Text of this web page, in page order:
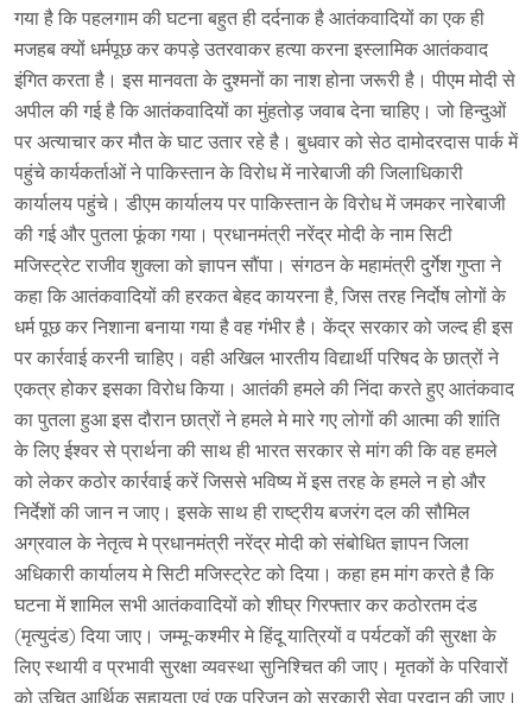
गया है कि पहलगाम की घटना बहुत ही दर्दनाक है आतंकवादियों का एक ही
मजहब क्यों धर्मपूछ कर कपड़े उतरवाकर हत्या करना इस्लामिक आतंकवाद
इंगित करता है। इस मानवता के दुश्मनों का नाश होना जरूरी है। पीएम मोदी से
अपील की गई है कि आतंकवादियों का मुंहतोड़ जवाब देना चाहिए। जो हिन्दुओं
पर अत्याचार कर मौत के घाट उतार रहे है। बुधवार को सेठ दामोदरदास पार्क में
पहुंचे कार्यकर्ताओं ने पाकिस्तान के विरोध में नारेबाजी की जिलाधिकारी
कार्यालय पहुंचे। डीएम कार्यालय पर पाकिस्तान के विरोध में जमकर नारेबाजी
की गई और पुतला फूंका गया। प्रधानमंत्री नरेंद्र मोदी के नाम सिटी
मजिस्ट्रेट राजीव शुक्ला को ज्ञापन सौंपा। संगठन के महामंत्री दुर्गेश गुप्ता ने
कहा कि आतंकवादियों की हरकत बेहद कायरना है, जिस तरह निर्दोष लोगों के
धर्म पूछ कर निशाना बनाया गया है वह गंभीर है। केंद्र सरकार को जल्द ही इस
पर कार्रवाई करनी चाहिए। वही अखिल भारतीय विद्यार्थी परिषद के छात्रों ने
एकत्र होकर इसका विरोध किया। आतंकी हमले की निंदा करते हुए आतंकवाद
का पुतला हुआ इस दौरान छात्रों ने हमले मे मारे गए लोगों की आत्मा की शांति
के लिए ईश्वर से प्रार्थना की साथ ही भारत सरकार से मांग की कि वह हमले
को लेकर कठोर कार्रवाई करें जिससे भविष्य में इस तरह के हमले न हो और
निर्देशों की जान न जाए। इसके साथ ही राष्ट्रीय बजरंग दल की सौमिल
अग्रवाल के नेतृत्व मे प्रधानमंत्री नरेंद्र मोदी को संबोधित ज्ञापन जिला
अधिकारी कार्यालय मे सिटी मजिस्ट्रेट को दिया। कहा हम मांग करते है कि
घटना में शामिल सभी आतंकवादियों को शीघ्र गिरफ्तार कर कठोरतम दंड
(मृत्युदंड) दिया जाए। जम्मू-कश्मीर मे हिंदू यात्रियों व पर्यटकों की सुरक्षा के
लिए स्थायी व प्रभावी सुरक्षा व्यवस्था सुनिश्चित की जाए। मृतकों के परिवारों
को उचित आर्थिक सहायता एवं एक परिजन को सरकारी सेवा प्रदान की जाए।